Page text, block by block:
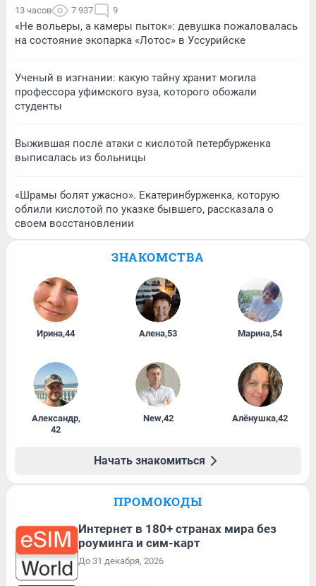
13 часов 7 937 9
«Не вольеры, а камеры пыток»: девушка пожаловалась
на состояние экопарка «Лотос» в Уссурийске
Ученый в изгнании: какую тайну хранит могила
профессора уфимского вуза, которого обожали
студенты
Выжившая после атаки с кислотой петербурженка
выписалась из больницы
«Шрамы болят ужасно». Екатеринбурженка, которую
облили кислотой по указке бывшего, рассказала о
своем восстановлении
ЗНАКОМСТВА
Ирина,44 Алена,53 Марина,54
Александр,
42
New,42 Алёнушка,42
Начать знакомиться
ПРОМОКОДЫ
Интернет в 180+ странах мира без
роуминга и сим-карт
До 31 декабря, 2026